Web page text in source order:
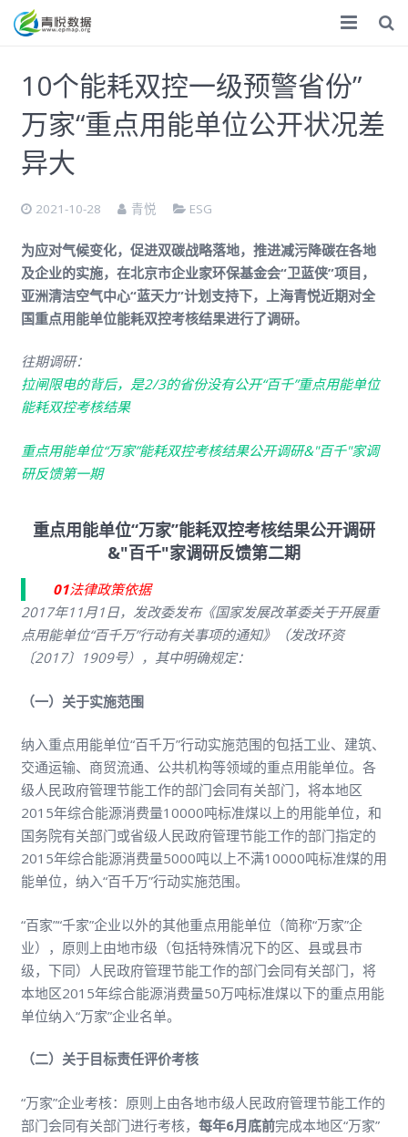
气候双碳
专题调研
调研报告
捐赠
关于
10个能耗双控一级预警省份”
万家“重点用能单位公开状况差
异大
2021-10-28 青悦 ESG
为应对气候变化，促进双碳战略落地，推进减污降碳在各地
及企业的实施，在北京市企业家环保基金会“卫蓝侠”项目，
亚洲清洁空气中心“蓝天力”计划支持下，上海青悦近期对全
国重点用能单位能耗双控考核结果进行了调研。
往期调研：
拉闸限电的背后，是2/3的省份没有公开“百千”重点用能单位
能耗双控考核结果
重点用能单位“万家”能耗双控考核结果公开调研&"百千"家调
研反馈第一期
重点用能单位“万家”能耗双控考核结果公开调研
&"百千"家调研反馈第二期
01法律政策依据
2017年11月1日，发改委发布《国家发展改革委关于开展重
点用能单位“百千万”行动有关事项的通知》（发改环资
〔2017〕1909号），其中明确规定：
（一） 关于实施范围
纳入重点用能单位“百千万”行动实施范围的包括工业、建筑、
交通运输、商贸流通、公共机构等领域的重点用能单位。各
级人民政府管理节能工作的部门会同有关部门，将本地区
2015年综合能源消费量10000吨标准煤以上的用能单位，和
国务院有关部门或省级人民政府管理节能工作的部门指定的
2015年综合能源消费量5000吨以上不满10000吨标准煤的用
能单位，纳入“百千万”行动实施范围。
“百家”“千家”企业以外的其他重点用能单位（简称“万家”企
业），原则上由地市级（包括特殊情况下的区、县或县市
级，下同）人民政府管理节能工作的部门会同有关部门，将
本地区2015年综合能源消费量50万吨标准煤以下的重点用能
单位纳入“万家”企业名单。
（二）关于目标责任评价考核
“万家”企业考核：原则上由各地市级人民政府管理节能工作的
部门会同有关部门进行考核， 每年6月底前完成本地区“万家”